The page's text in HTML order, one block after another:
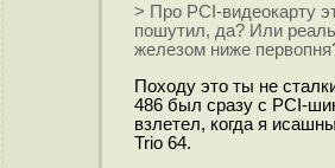
> Про PCI-видеокарту
пошутил, да? Или
железом ниже
Походу это ты не
486 был сразу с PCI-
взлетел, когда я
Trio 64.